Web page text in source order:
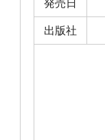
発売日
出版社